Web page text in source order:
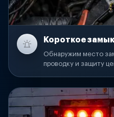
Короткое
Обнаружим место
проводку и защиту